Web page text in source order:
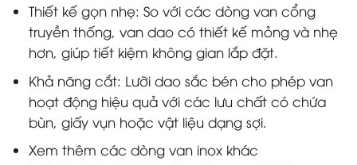
Thiết kế gọn nhẹ: So với các dòng van cổng
truyền thống, van dao có thiết kế mỏng và nhẹ
hơn, giúp tiết kiệm không gian lắp đặt.
Khả năng cắt: Lưỡi dao sắc bén cho phép van
hoạt động hiệu quả với các lưu chất có chứa
bùn, giấy vụn hoặc vật liệu dạng sợi.
Xem thêm các dòng van inox khác